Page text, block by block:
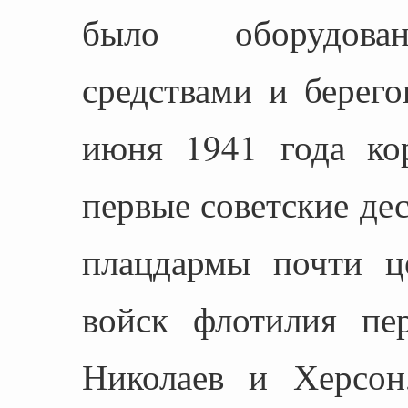
было
средствами и
июня 1941 года
первые советские
плацдармы почти
войск флотилия
Николаев и